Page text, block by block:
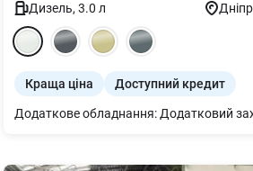
Дизель, 3.0 л
Краща ціна Доступний кредит